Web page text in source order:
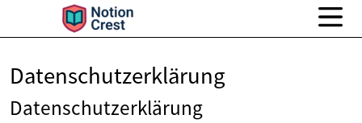
Datenschutzerklärung
Datenschutzerklärung